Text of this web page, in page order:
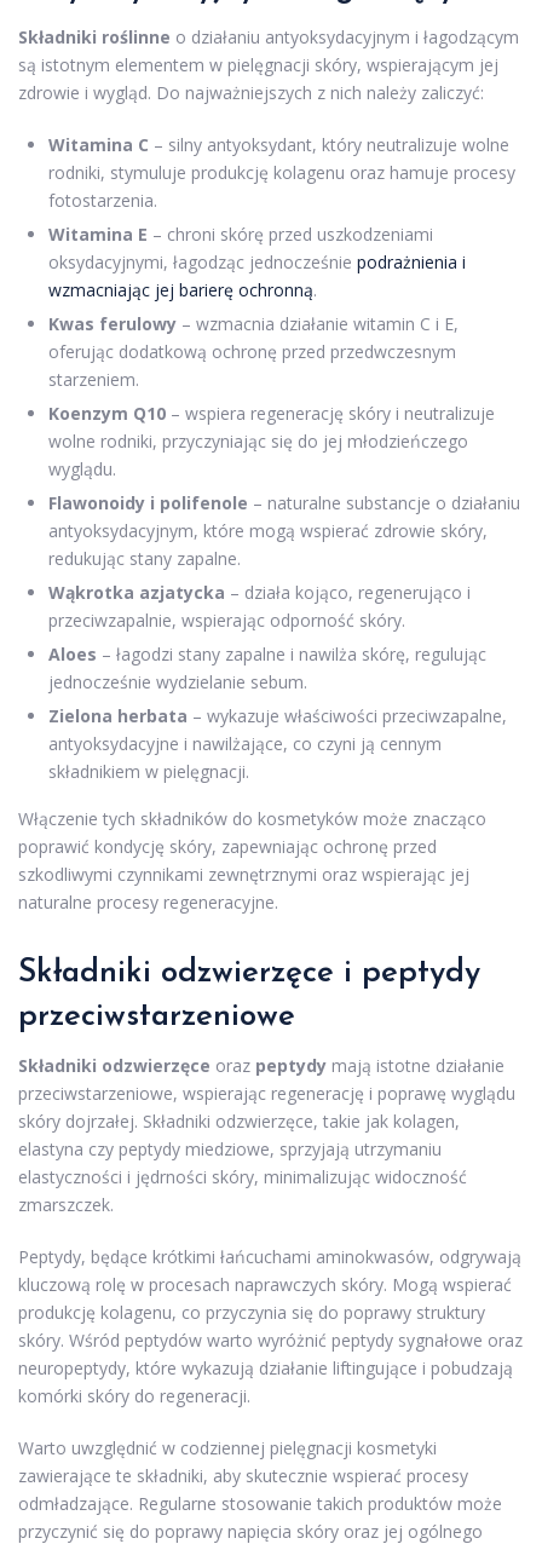
Składniki roślinne o działaniu antyoksydacyjnym i łagodzącym
są istotnym elementem w pielęgnacji skóry, wspierającym jej
zdrowie i wygląd. Do najważniejszych z nich należy zaliczyć:
Witamina C – silny antyoksydant, który neutralizuje wolne
rodniki, stymuluje produkcję kolagenu oraz hamuje procesy
fotostarzenia.
Witamina E – chroni skórę przed uszkodzeniami
oksydacyjnymi, łagodząc jednocześnie podrażnienia i
wzmacniając jej barierę ochronną.
Kwas ferulowy – wzmacnia działanie witamin C i E,
oferując dodatkową ochronę przed przedwczesnym
starzeniem.
Koenzym Q10 – wspiera regenerację skóry i neutralizuje
wolne rodniki, przyczyniając się do jej młodzieńczego
wyglądu.
Flawonoidy i polifenole – naturalne substancje o działaniu
antyoksydacyjnym, które mogą wspierać zdrowie skóry,
redukując stany zapalne.
Wąkrotka azjatycka – działa kojąco, regenerująco i
przeciwzapalnie, wspierając odporność skóry.
Aloes – łagodzi stany zapalne i nawilża skórę, regulując
jednocześnie wydzielanie sebum.
Zielona herbata – wykazuje właściwości przeciwzapalne,
antyoksydacyjne i nawilżające, co czyni ją cennym
składnikiem w pielęgnacji.
Włączenie tych składników do kosmetyków może znacząco
poprawić kondycję skóry, zapewniając ochronę przed
szkodliwymi czynnikami zewnętrznymi oraz wspierając jej
naturalne procesy regeneracyjne.
Składniki odzwierzęce i peptydy
przeciwstarzeniowe
Składniki odzwierzęce oraz peptydy mają istotne działanie
przeciwstarzeniowe, wspierając regenerację i poprawę wyglądu
skóry dojrzałej. Składniki odzwierzęce, takie jak kolagen,
elastyna czy peptydy miedziowe, sprzyjają utrzymaniu
elastyczności i jędrności skóry, minimalizując widoczność
zmarszczek.
Peptydy, będące krótkimi łańcuchami aminokwasów, odgrywają
kluczową rolę w procesach naprawczych skóry. Mogą wspierać
produkcję kolagenu, co przyczynia się do poprawy struktury
skóry. Wśród peptydów warto wyróżnić peptydy sygnałowe oraz
neuropeptydy, które wykazują działanie liftingujące i pobudzają
komórki skóry do regeneracji.
Warto uwzględnić w codziennej pielęgnacji kosmetyki
zawierające te składniki, aby skutecznie wspierać procesy
odmładzające. Regularne stosowanie takich produktów może
przyczynić się do poprawy napięcia skóry oraz jej ogólnego